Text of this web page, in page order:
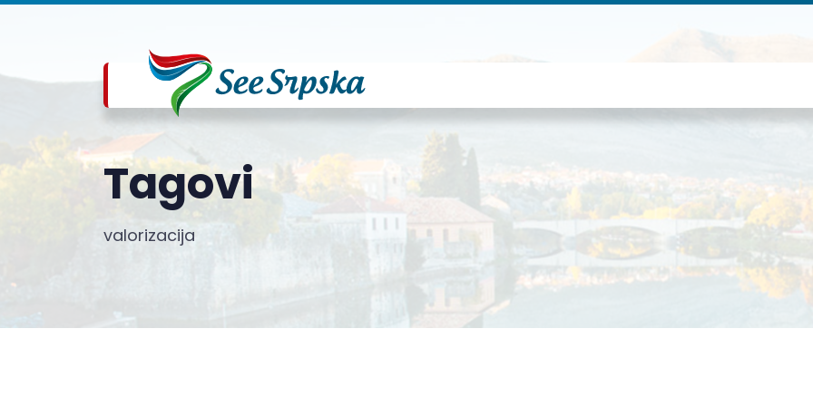
Tagovi
valorizacija